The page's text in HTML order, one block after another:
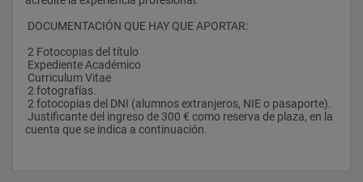
especiales
2. Transporte en cisternas
3. Transporte urgente
4. Transporte frigorífico
y enajenación de mercancías
6. Las Juntas Arbitrales del Transporte
transitarios
8. Las empresas de carga y descarga
DOCUMENTACIÓN QUE HAY QUE APORTAR:
2 Fotocopias del título
Expediente Académico
Curriculum Vitae
2 fotografías.
2 fotocopias del DNI (alumnos extranjeros, NIE o pasaporte).
cuenta que se indica a continuación.